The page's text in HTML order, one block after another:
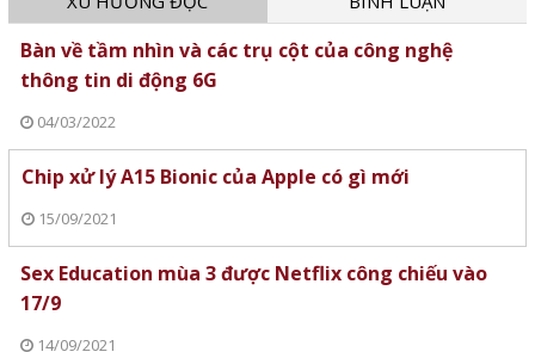
Bàn về tầm nhìn và các trụ cột của công nghệ
thông tin di động 6G
04/03/2022
Chip xử lý A15 Bionic của Apple có gì mới
15/09/2021
Sex Education mùa 3 được Netflix công chiếu vào
17/9
14/09/2021